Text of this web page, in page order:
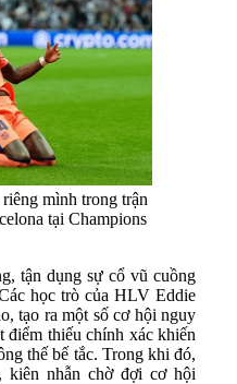
mình trong trận
tại Champions
tận dụng sự cổ vũ cuồng
học trò của HLV Eddie
tạo ra một số cơ hội nguy
điểm thiếu chính xác khiến
thế bế tắc. Trong khi đó,
kiên nhẫn chờ đợi cơ hội